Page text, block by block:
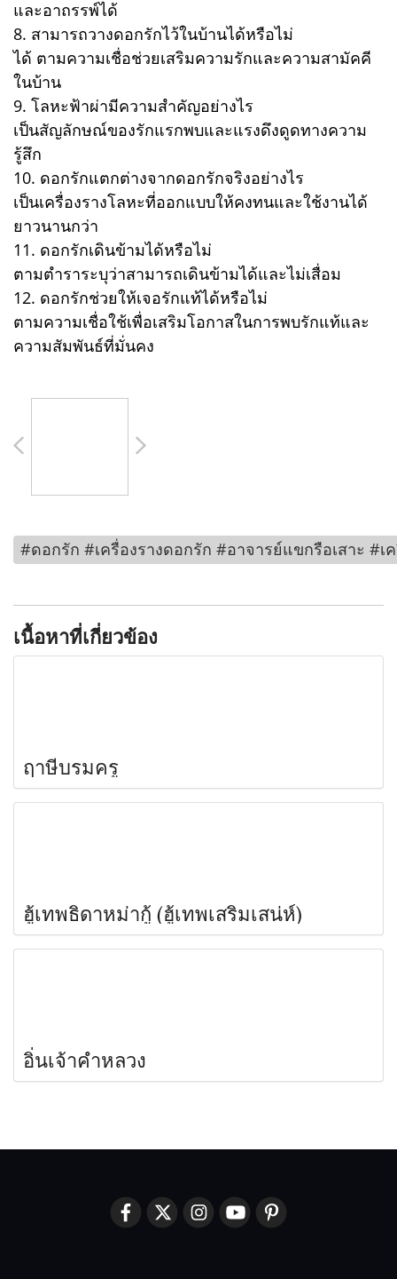
และอาถรรพ์ได้
8. สามารถวางดอกรักไว้ในบ้านได้หรือไม่
ได้ ตามความเชื่อช่วยเสริมความรักและความสามัคคี
ในบ้าน
9. โลหะฟ้าผ่ามีความสำคัญอย่างไร
เป็นสัญลักษณ์ของรักแรกพบและแรงดึงดูดทางความ
รู้สึก
10. ดอกรักแตกต่างจากดอกรักจริงอย่างไร
เป็นเครื่องรางโลหะที่ออกแบบให้คงทนและใช้งานได้
ยาวนานกว่า
11. ดอกรักเดินข้ามได้หรือไม่
ตามตำราระบุว่าสามารถเดินข้ามได้และไม่เสื่อม
12. ดอกรักช่วยให้เจอรักแท้ได้หรือไม่
ตามความเชื่อใช้เพื่อเสริมโอกาสในการพบรักแท้และ
ความสัมพันธ์ที่มั่นคง
#ดอกรัก #เครื่องรางดอกรัก #อาจารย์แขกรือเสาะ
เนื้อหาที่เกี่ยวข้อง
ฤาษีบรมครู
ฮู้เทพธิดาหม่ากู้ (ฮู้เทพเสริมเสน่ห์)
อิ่นเจ้าคำหลวง